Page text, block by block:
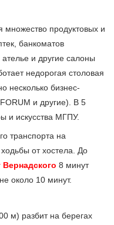
множество продуктовых и
банкоматов
и другие салоны
недорогая столовая
несколько бизнес-
и другие). В 5
и искусства МГПУ.
транспорта на
от хостела. До
Вернадского 8 минут
около 10 минут.
м) разбит на берегах